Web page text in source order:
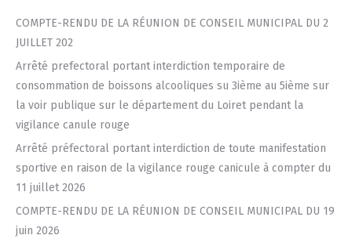
COMPTE-RENDU DE LA RÉUNION DE CONSEIL MUNICIPAL DU 2
JUILLET 202
Arrêté prefectoral portant interdiction temporaire de
consommation de boissons alcooliques su 3ième au 5ième sur
la voir publique sur le département du Loiret pendant la
vigilance canule rouge
Arrêté préfectoral portant interdiction de toute manifestation
sportive en raison de la vigilance rouge canicule à compter du
11 juillet 2026
COMPTE-RENDU DE LA RÉUNION DE CONSEIL MUNICIPAL DU 19
juin 2026